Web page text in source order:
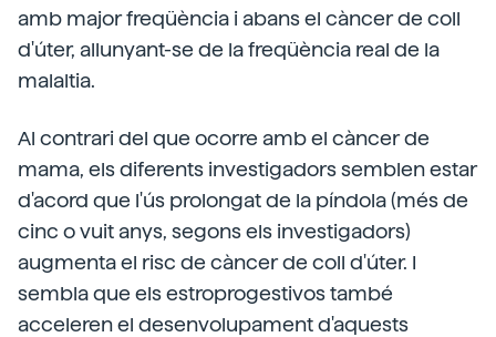
amb major freqüència i abans el càncer de coll
d'úter, allunyant-se de la freqüència real de la
malaltia.
Al contrari del que ocorre amb el càncer de
mama, els diferents investigadors semblen estar
d'acord que l'ús prolongat de la píndola (més de
cinc o vuit anys, segons els investigadors)
augmenta el risc de càncer de coll d'úter. I
sembla que els estroprogestivos també
acceleren el desenvolupament d'aquests